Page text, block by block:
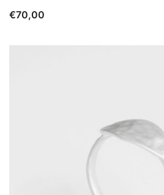
€70,00